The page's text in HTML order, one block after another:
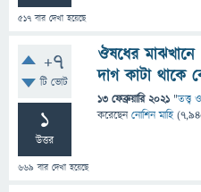
517 বার দেখা হয়েছে
+7
টি ভোট
1
উত্তর
669 বার দেখা হয়েছে
ঔষধের
দাগ কাটা থাকে
13 ফেব্রুয়ারি 2021 "তত্ত্ব
করেছেননোশিন মাহি (